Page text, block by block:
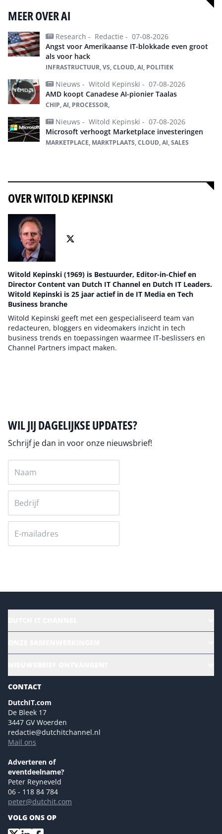
MEER OVER AI
Research - Redactie - 07-08-2026
Angst voor Amerikaanse IT-blokkade even groot
als voor hack
INFRASTRUCTUUR, VS, CLOUD, AI, POLITIEK
Nieuws - Witold Kepinski - 07-08-2026
AMD koopt Canadese AI-pionier Taalas
CHIP, AI, PROCESSOR,
Nieuws - Witold Kepinski - 07-08-2026
Microsoft verhoogt Marketplace investeringen
MARKETPLACE, MARKTPLAATS, CLOUD, AI, SALES
OVER WITOLD KEPINSKI
Witold Kepinski (1969) is Bestuurder, Editor-in-Chief en
Director Content van Dutch IT Channel en Dutch IT Leaders.
Witold Kepinski is 25 jaar actief in de IT Media en Tech
Business branche
Witold Kepinski geeft met een gespecialiseerd team van
redacteuren, bloggers en videomakers inzicht in tech
business trends en toepassingen waarmee IT-beslissers en
Channel Partners impact maken.
WIL JIJ DAGELIJKSE UPDATES?
Schrijf je dan in voor onze nieuwsbrief!
Magazines
Marketingmogelijkheden 2026
Eventmogelijkheden 2026
Advertising opportunities 2026 ENG
Event opportunities 2026 ENG
NL Digital
Versturen
CONTACT
DutchIT.com
De Bleek 17
3447 GV Woerden
redactie@dutchitchannel.nl
Mail ons
Adverteren of
eventdeelname?
Peter Reyneveld
06 - 118 84 784
peter@dutchit.com
VOLG ONS OP